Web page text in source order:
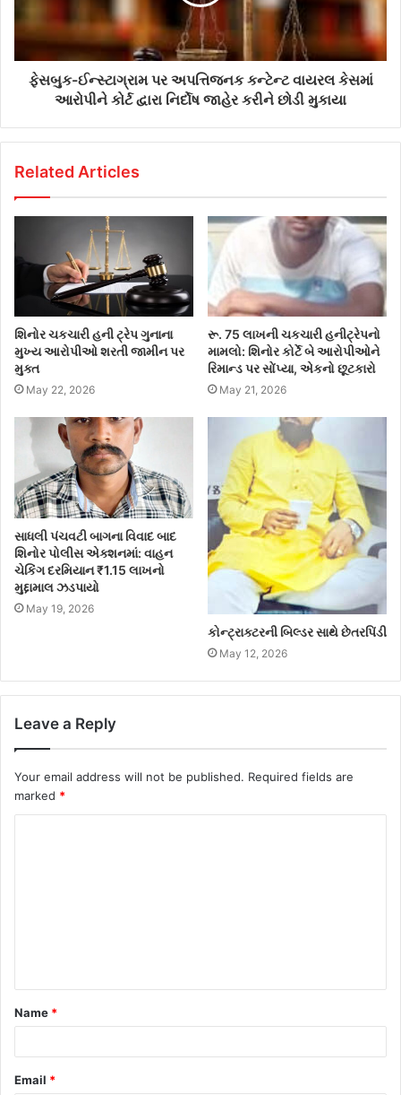
ફેસબુક-ઈન્સ્ટાગ્રામ પર અપત્તિજનક કન્ટેન્ટ વાયરલ કેસમાં
આરોપીને કોર્ટ દ્વારા નિર્દોષ જાહેર કરીને છોડી મુકાયા
Related Articles
શિનોર ચકચારી હની ટ્રેપ ગુનાના
મુખ્ય આરોપીઓ શરતી જામીન પર
મુક્ત
May 22, 2026
રૂ. 75 લાખની ચકચારી હનીટ્રેપનો
મામલો: શિનોર કોર્ટે બે આરોપીઓને
રિમાન્ડ પર સોંપ્યા, એકનો છૂટકારો
May 21, 2026
સાધલી પંચવટી બાગના વિવાદ બાદ
શિનોર પોલીસ એક્શનમાં: વાહન
ચેકિંગ દરમિયાન ₹1.15 લાખનો
મુદ્દામાલ ઝડપાયો
May 19, 2026
કોન્ટ્રાક્ટરની બિલ્ડર સાથે છેતરપિંડી
May 12, 2026
Leave a Reply
Your email address will not be published. Required fields are
marked *
Name *
Email *